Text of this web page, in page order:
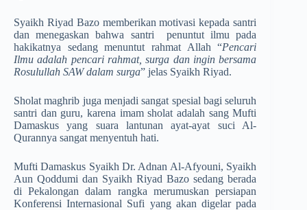
Syaikh Riyad Bazo memberikan motivasi kepada santri
dan menegaskan bahwa santri penuntut ilmu pada
hakikatnya sedang menuntut rahmat Allah “Pencari
Ilmu adalah pencari rahmat, surga dan ingin bersama
Rosulullah SAW dalam surga” jelas Syaikh Riyad.
Sholat maghrib juga menjadi sangat spesial bagi seluruh
santri dan guru, karena imam sholat adalah sang Mufti
Damaskus yang suara lantunan ayat-ayat suci Al-
Qurannya sangat menyentuh hati.
Mufti Damaskus Syaikh Dr. Adnan Al-Afyouni, Syaikh
Aun Qoddumi dan Syaikh Riyad Bazo sedang berada
di Pekalongan dalam rangka merumuskan persiapan
Konferensi Internasional Sufi yang akan digelar pada